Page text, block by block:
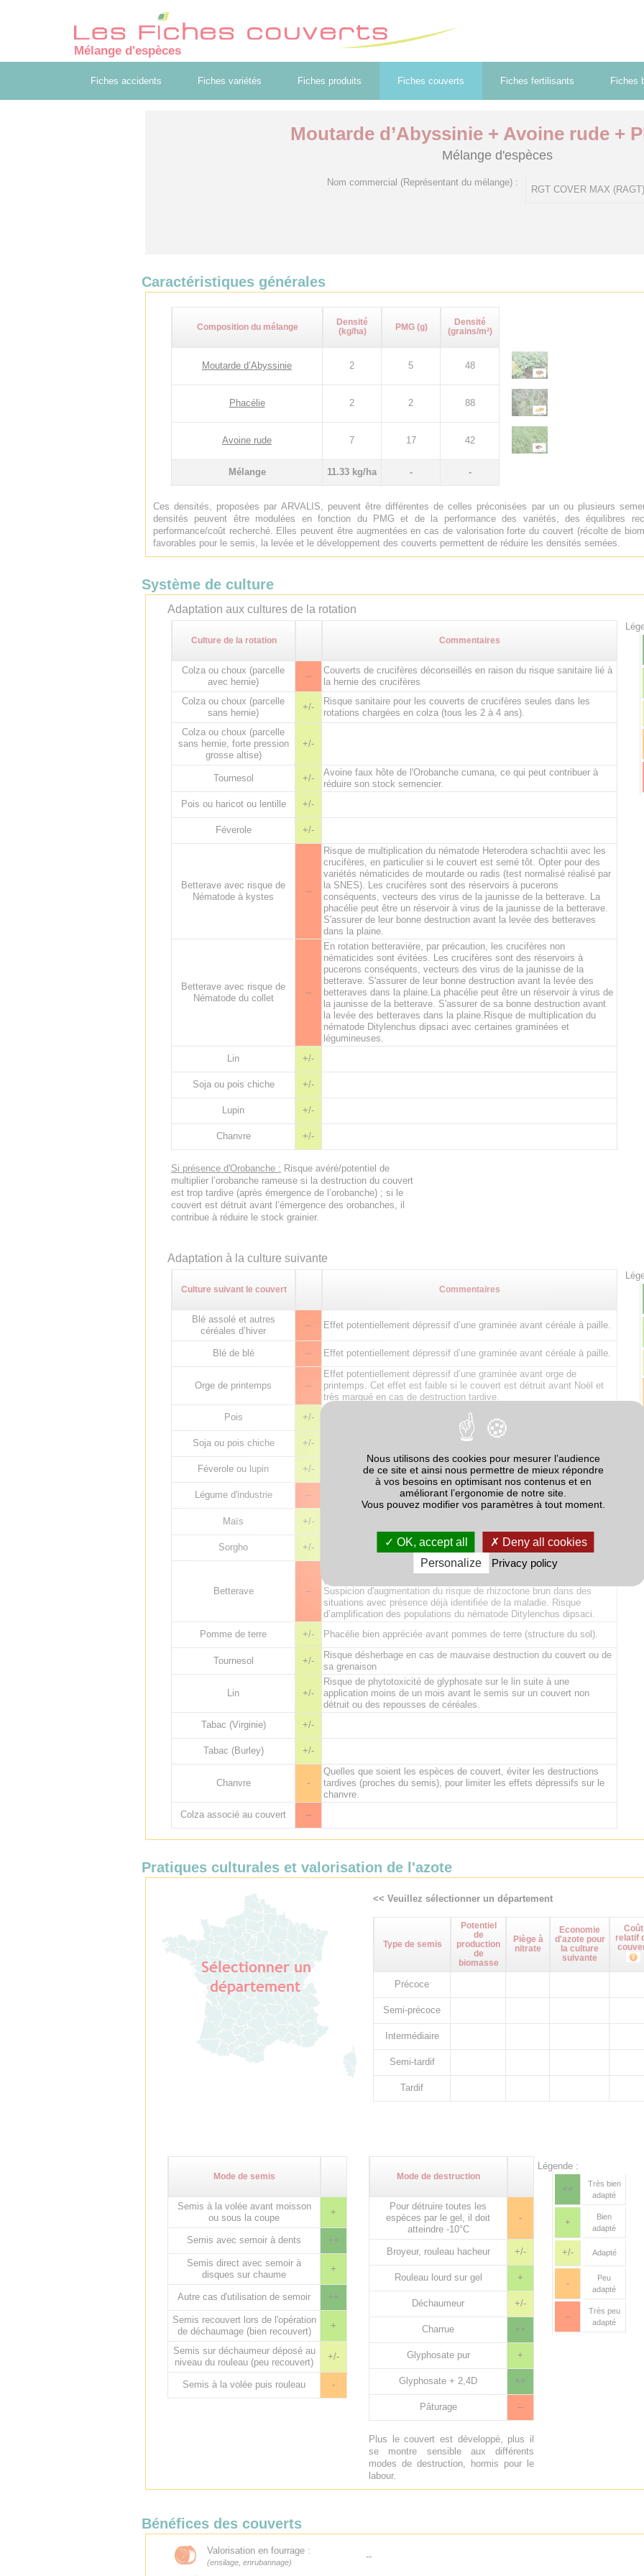
Mélange d'espèces
Fiches accidents Fiches variétés Fiches produits Fiches couverts Fiches fertilisants Fiches
Moutarde d’Abyssinie + Avoine rude +
Mélange d'espèces
Nom commercial (Représentant du mélange) :
RGT COVER MAX (RAGT)
Caractéristiques générales
Composition du mélange
Densité
(kg/ha)
PMG (g)
Densité
(grains/m²)
Moutarde d’Abyssinie 2 5 48
Phacélie 2 2 88
Avoine rude 7 17 42
Mélange 11.33 kg/ha - -
Ces densités, proposées par ARVALIS, peuvent être différentes de celles préconisées par un ou plusieurs
densités peuvent être modulées en fonction du PMG et de la performance des variétés, des équilibres
performance/coût recherché. Elles peuvent être augmentées en cas de valorisation forte du couvert (récolte de
favorables pour le semis, la levée et le développement des couverts permettent de réduire les densités semées.
Système de culture
Adaptation aux cultures de la rotation
Culture de la rotation Commentaires
Colza ou choux (parcelle
avec hernie)
--
Couverts de crucifères déconseillés en raison du risque sanitaire lié à
la hernie des crucifères
Colza ou choux (parcelle
sans hernie)
+/-
Risque sanitaire pour les couverts de crucifères seules dans les
rotations chargées en colza (tous les 2 à 4 ans).
Colza ou choux (parcelle
sans hernie, forte pression
grosse altise)
+/-
Tournesol +/-
Avoine faux hôte de l'Orobanche cumana, ce qui peut contribuer à
réduire son stock semencier.
Pois ou haricot ou lentille
+/-
Féverole +/-
Betterave avec risque de
Nématode à kystes
--
Risque de multiplication du nématode Heterodera schachtii avec les
crucifères, en particulier si le couvert est semé tôt. Opter pour des
variétés nématicides de moutarde ou radis (test normalisé réalisé par
la SNES). Les crucifères sont des réservoirs à pucerons
conséquents, vecteurs des virus de la jaunisse de la betterave. La
phacélie peut être un réservoir à virus de la jaunisse de la betterave.
S'assurer de leur bonne destruction avant la levée des betteraves
dans la plaine.
Betterave avec risque de
Nématode du collet
--
En rotation betteravière, par précaution, les crucifères non
nématicides sont évitées. Les crucifères sont des réservoirs à
pucerons conséquents, vecteurs des virus de la jaunisse de la
betterave. S'assurer de leur bonne destruction avant la levée des
betteraves dans la plaine.La phacélie peut être un réservoir à virus de
la jaunisse de la betterave. S'assurer de sa bonne destruction avant
la levée des betteraves dans la plaine.Risque de multiplication du
nématode Ditylenchus dipsaci avec certaines graminées et
légumineuses.
Lin
+/-
Soja ou pois chiche +/-
Lupin +/-
Chanvre +/-
Si présence d'Orobanche : Risque avéré/potentiel de
multiplier l’orobanche rameuse si la destruction du couvert
est trop tardive (après émergence de l’orobanche) ; si le
couvert est détruit avant l’émergence des orobanches, il
contribue à réduire le stock grainier.
Adaptation à la culture suivante
Culture suivant le couvert Commentaires
Blé assolé et autres
céréales d’hiver
-- Effet potentiellement dépressif d’une graminée avant céréale à paille.
Blé de blé -- Effet potentiellement dépressif d’une graminée avant céréale à paille.
Orge de printemps --
Effet potentiellement dépressif d’une graminée avant orge de
printemps. Cet effet est faible si le couvert est détruit avant Noël et
très marqué en cas de destruction tardive.
Pois
+/-
Soja ou pois chiche +/-
Féverole ou lupin +/-
Légume d'industrie -- Risque Sclerotinia s’il y a production de sclérotes.
Maïs +/-
Sorgho
+/-
Betterave --
Risque d’amplification des populations de nématode de la betterave
(Heterodera schachtii), en particulier si le couvert est semé tôt.
Suspicion d'augmentation du risque de rhizoctone brun dans des
situations avec présence déjà identifiée de la maladie. Risque
d’amplification des populations du nématode Ditylenchus dipsaci.
Pomme de terre
+/- Phacélie bien appréciée avant pommes de terre (structure du sol).
Tournesol +/-
Risque désherbage en cas de mauvaise destruction du couvert ou de
sa grenaison
Lin +/-
Risque de phytotoxicité de glyphosate sur le lin suite à une
application moins de un mois avant le semis sur un couvert non
détruit ou des repousses de céréales.
Tabac (Virginie)
+/-
Tabac (Burley) +/-
Chanvre -
Quelles que soient les espèces de couvert, éviter les destructions
tardives (proches du semis), pour limiter les effets dépressifs sur le
chanvre.
Colza associé au couvert
--
Pratiques culturales et valorisation de l'azote
<< Veuillez sélectionner un département
Type de semis
Potentiel
de
production
de
biomasse
Piège à
nitrate
Economie
d'azote pour
la culture
suivante
Coût
relatif
Précoce
Semi-précoce
Intermédiaire
Semi-tardif
Tardif
Mode de semis
Semis à la volée avant moisson
ou sous la coupe
+
Semis avec semoir à dents ++
Semis direct avec semoir à
disques sur chaume
+
Autre cas d'utilisation de semoir ++
Semis recouvert lors de l'opération
de déchaumage (bien recouvert)
+
Semis sur déchaumeur déposé au
niveau du rouleau (peu recouvert)
+/-
Semis à la volée puis rouleau -
Mode de destruction
Pour détruire toutes les
espèces par le gel, il doit
atteindre -10°C
-
Broyeur, rouleau hacheur +/-
Rouleau lourd sur gel +
Déchaumeur +/-
Charrue ++
Glyphosate pur +
Glyphosate + 2,4D ++
Pâturage --
Plus le couvert est développé, plus il
se montre sensible aux différents
modes de destruction, hormis pour le
labour.
Légende :
++
Très bien
adapté
+
Bien
adapté
+/- Adapté
-
Peu
adapté
--
Très peu
adapté
Bénéfices des couverts
Valorisation en fourrage :
(ensilage, enrubannage)
--
Nous utilisons des cookies pour mesurer l’audience
de ce site et ainsi nous permettre de mieux répondre
à vos besoins en optimisant nos contenus et en
améliorant l’ergonomie de notre site.
Vous pouvez modifier vos paramètres à tout moment.
OK, accept all
Deny all cookies
Personalize
Privacy policy